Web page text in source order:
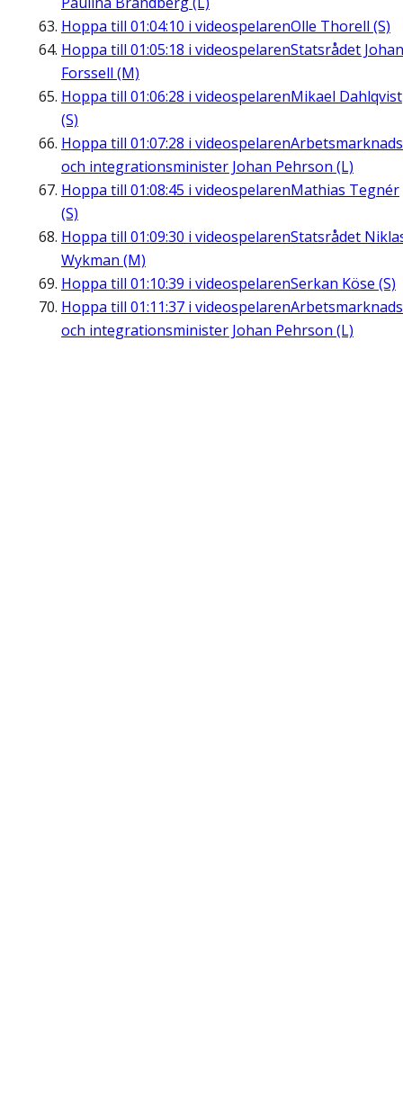
Hoppa till 01:04:10 i videospelarenOlle Thorell (S)
Hoppa till 01:05:18 i videospelarenStatsrådet Johan
Forssell (M)
Hoppa till 01:06:28 i videospelarenMikael Dahlqvist
(S)
Hoppa till 01:07:28 i videospelaren
och integrationsminister Johan Pehrson (L)
Hoppa till 01:08:45 i videospelarenMathias Tegnér
(S)
Hoppa till 01:09:30 i videospelarenStatsrådet
Wykman (M)
Hoppa till 01:10:39 i videospelarenSerkan Köse (S)
Hoppa till 01:11:37 i videospelaren
och integrationsminister Johan Pehrson (L)